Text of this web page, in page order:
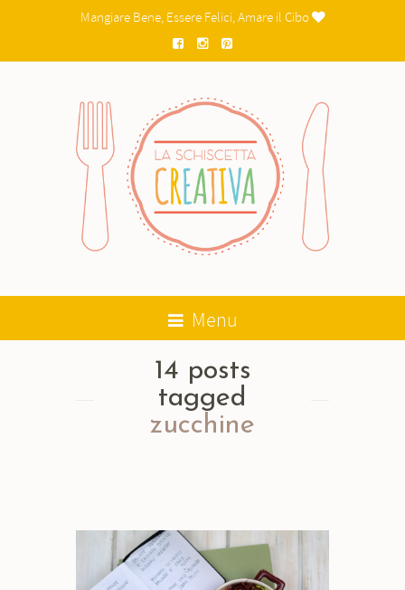
Mangiare Bene, Essere Felici, Amare il Cibo 
Menu
14 posts
tagged
zucchine